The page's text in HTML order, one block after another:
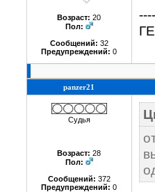
Возраст: 20
Пол:
Сообщений: 32
Предупреждений: 0
panzer21
Судья
Возраст: 28
Пол:
Сообщений: 372
Предупреждений: 0